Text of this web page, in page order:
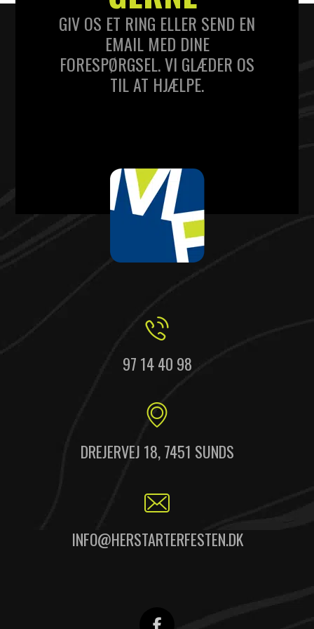
GIV OS ET RING ELLER SEND EN
EMAIL MED DINE
FORESPØRGSEL. VI GLÆDER OS
TIL AT HJÆLPE.
97 14 40 98
DREJERVEJ 18, 7451 SUNDS
INFO@HERSTARTERFESTEN.DK